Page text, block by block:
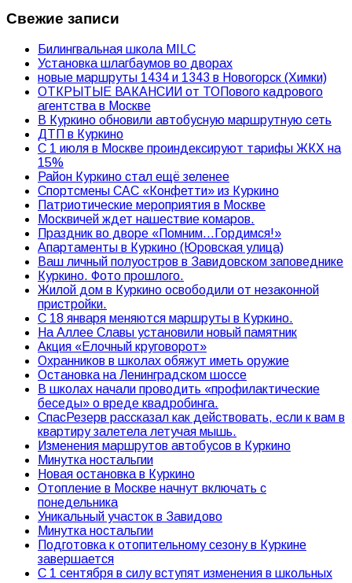
Свежие записи
Билингвальная школа MILC
Установка шлагбаумов во дворах
новые маршруты 1434 и 1343 в Новогорск (Химки)
ОТКРЫТЫЕ ВАКАНСИИ от ТОПового кадрового
агентства в Москве
В Куркино обновили автобусную маршрутную сеть
ДТП в Куркино
С 1 июля в Москве проиндексируют тарифы ЖКХ на
15%
Район Куркино стал ещё зеленее
Спортсмены САС «Конфетти» из Куркино
Патриотические мероприятия в Москве
Москвичей ждет нашествие комаров.
Праздник во дворе «Помним…Гордимся!»
Апартаменты в Куркино (Юровская улица)
Ваш личный полуостров в Завидовском заповеднике
Куркино. Фото прошлого.
Жилой дом в Куркино освободили от незаконной
пристройки.
С 18 января меняются маршруты в Куркино.
На Аллее Славы установили новый памятник
Акция «Елочный круговорот»
Охранников в школах обяжут иметь оружие
Остановка на Ленинградском шоссе
В школах начали проводить «профилактические
беседы» о вреде квадробинга.
СпасРезерв рассказал как действовать, если к вам в
квартиру залетела летучая мышь.
Изменения маршрутов автобусов в Куркино
Минутка ностальгии
Новая остановка в Куркино
Отопление в Москве начнут включать с
понедельника
Уникальный участок в Завидово
Минутка ностальгии
Подготовка к отопительному сезону в Куркине
завершается
С 1 сентября в силу вступят изменения в школьных